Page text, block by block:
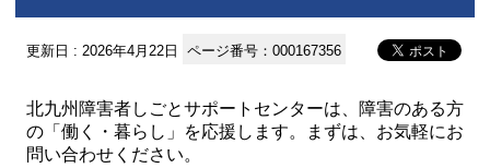
更新日 : 2026年4月22日 ページ番号：000167356
北九州障害者しごとサポートセンターは、障害のある方
の「働く・暮らし」を応援します。まずは、お気軽にお
問い合わせください。